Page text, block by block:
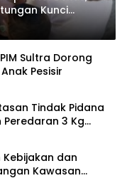
Kunci
Sultra Dorong
Pesisir
Tindak Pidana
3 Kg
dan
Kawasan